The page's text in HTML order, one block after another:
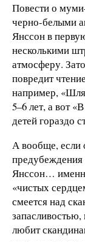
Повести о
черно-белыми
Янссон в
несколькими
атмосферу.
повредит
например,
5–6 лет, а вот
детей гораздо
А вообще, если
предубеждения
Янссон…
«чистых
смеется над
любит